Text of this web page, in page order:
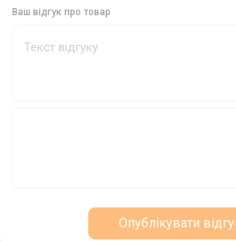
Довжина:32 мм
Колір: Чорний
високою якістю та довговічністю, що
риболовлю та задоволення від процесу.
Ваш відгук про товар
Опублікувати